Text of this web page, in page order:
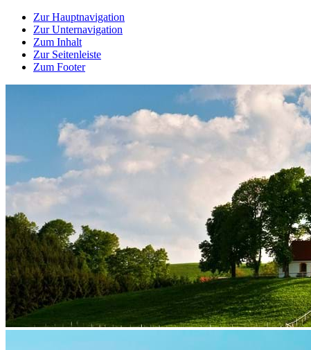
Zur Hauptnavigation
Zur Unternavigation
Zum Inhalt
Zur Seitenleiste
Zum Footer